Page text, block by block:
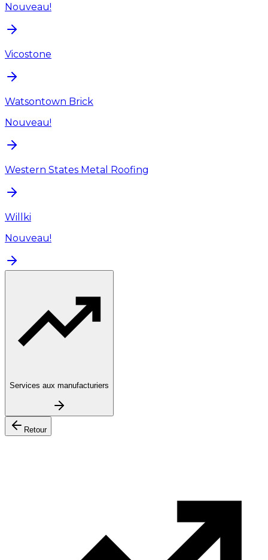
Nouveau!
Vicostone
Watsontown Brick
Nouveau!
Western States Metal Roofing
Willki
Nouveau!
Services aux manufacturiers
Retour